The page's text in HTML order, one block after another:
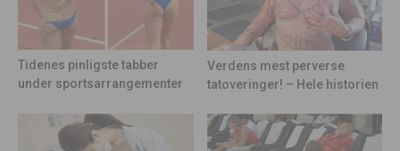
Tidenes pinligste tabber
under sportsarrangementer
Verdens mest perverse
tatoveringer! – Hele historien